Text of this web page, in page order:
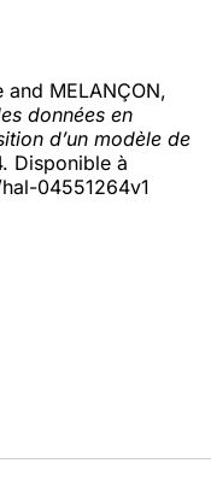
and MELANÇON,
données en
d’un modèle de
Disponible à
04551264v1